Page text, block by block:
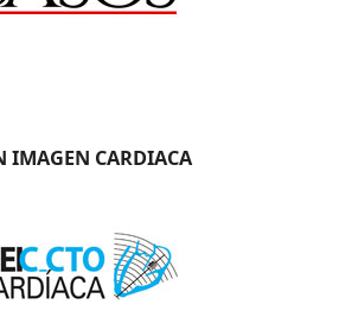
IMAGEN CARDIACA